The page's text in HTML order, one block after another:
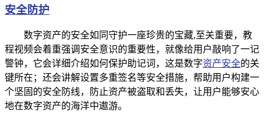
安全防护
数字资产的安全如同守护一座珍贵的宝藏,至关重要，教
程视频会着重强调安全意识的重要性，就像给用户敲响了一记
警钟，它会详细介绍如何保护助记词，这是数字资产安全的关
键所在；还会讲解设置多重签名等安全措施，帮助用户构建一
个坚固的安全防线，防止资产被盗取和丢失，让用户能够安心
地在数字资产的海洋中遨游。